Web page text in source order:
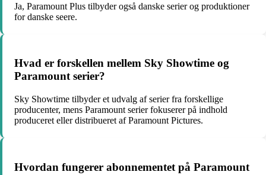
Ja, Paramount Plus tilbyder også danske serier og produktioner
for danske seere.
Hvad er forskellen mellem Sky Showtime og
Paramount serier?
Sky Showtime tilbyder et udvalg af serier fra forskellige
producenter, mens Paramount serier fokuserer på indhold
produceret eller distribueret af Paramount Pictures.
Hvordan fungerer abonnementet på Paramount